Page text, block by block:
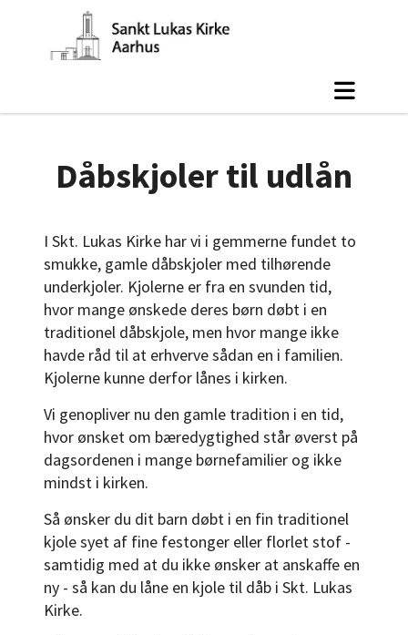
Dåbskjoler til udlån
I Skt. Lukas Kirke har vi i gemmerne fundet to
smukke, gamle dåbskjoler med tilhørende
underkjoler. Kjolerne er fra en svunden tid,
hvor mange ønskede deres børn døbt i en
traditionel dåbskjole, men hvor mange ikke
havde råd til at erhverve sådan en i familien.
Kjolerne kunne derfor lånes i kirken.
Vi genopliver nu den gamle tradition i en tid,
hvor ønsket om bæredygtighed står øverst på
dagsordenen i mange børnefamilier og ikke
mindst i kirken.
Så ønsker du dit barn døbt i en fin traditionel
kjole syet af fine festonger eller florlet stof -
samtidig med at du ikke ønsker at anskaffe en
ny - så kan du låne en kjole til dåb i Skt. Lukas
Kirke.